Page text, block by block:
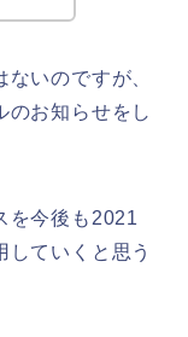
いのですが、
のお知らせをし
を今後も2021
ていくと思う